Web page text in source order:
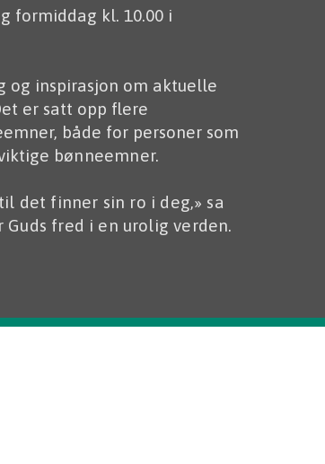
formiddag kl. 10.00 i
og inspirasjon om aktuelle
er satt opp flere
både for personer som
bønneemner.
det finner sin ro i deg,» sa
Guds fred i en urolig verden.